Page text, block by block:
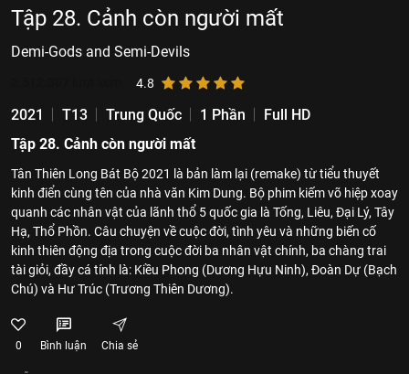
Tập 28. Cảnh còn người mất
Demi-Gods and Semi-Devils
4.8
2021 T13 Trung Quốc 1 Phần
Full HD
Tập 28. Cảnh còn người mất
Tân Thiên Long Bát Bộ 2021 là bản làm lại (remake) từ tiểu thuyết
kinh điển cùng tên của nhà văn Kim Dung. Bộ phim kiếm võ hiệp xoay
quanh các nhân vật của lãnh thổ 5 quốc gia là Tống, Liêu, Đại Lý, Tây
Hạ, Thổ Phồn. Câu chuyện về cuộc đời, tình yêu và những biến cố
kinh thiên động địa trong cuộc đời ba nhân vật chính, ba chàng trai
tài giỏi, đầy cá tính là: Kiều Phong (Dương Hựu Ninh), Đoàn Dự (Bạch
Chú) và Hư Trúc (Trương Thiên Dương).
0 Bình luận Chia sẻ